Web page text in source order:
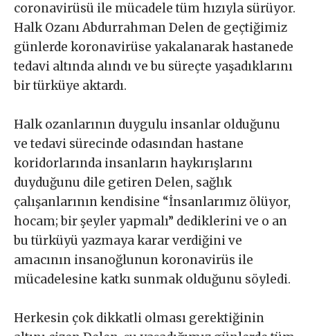
coronavirüsü ile mücadele tüm hızıyla sürüyor.
Halk Ozanı Abdurrahman Delen de geçtiğimiz
günlerde koronavirüse yakalanarak hastanede
tedavi altında alındı ve bu süreçte yaşadıklarını
bir türküye aktardı.
Halk ozanlarının duygulu insanlar olduğunu
ve tedavi sürecinde odasından hastane
koridorlarında insanların haykırışlarını
duyduğunu dile getiren Delen, sağlık
çalışanlarının kendisine “İnsanlarımız ölüyor,
hocam; bir şeyler yapmalı” dediklerini ve o an
bu türküyü yazmaya karar verdiğini ve
amacının insanoğlunun koronavirüs ile
mücadelesine katkı sunmak olduğunu söyledi.
Herkesin çok dikkatli olması gerektiğinin